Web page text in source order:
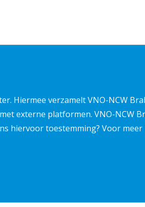
Hiermee verzamelt VNO-NCW
externe platformen. VNO-NCW
hiervoor toestemming? Voor meer